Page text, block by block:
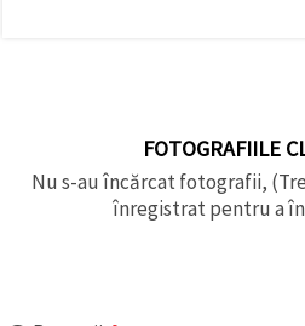
FOTOGRAFIILE
Nu s-au încărcat fotografii,
înregistrat pentru a